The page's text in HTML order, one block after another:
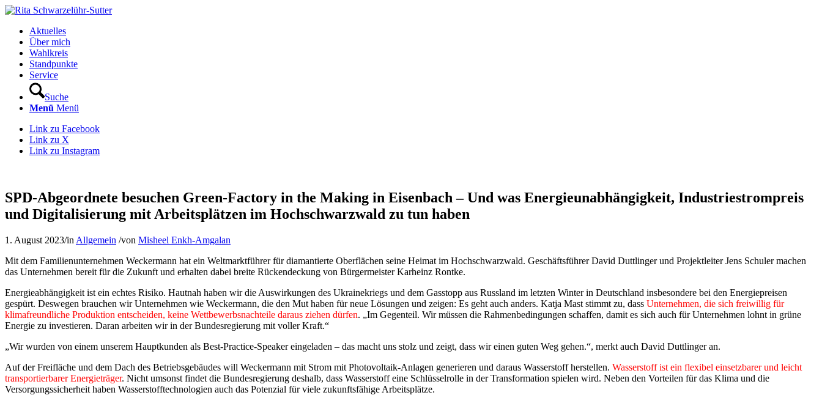
Aktuelles
Über mich
Wahlkreis
Standpunkte
Service
Suche
Menü Menü
Link zu Facebook
Link zu X
Link zu Instagram
SPD-Abgeordnete besuchen Green-Factory in the Making in Eisenbach – Und was Energieunabhängigkeit, Industriestrompreis
und Digitalisierung mit Arbeitsplätzen im Hochschwarzwald zu tun haben
1. August 2023/in Allgemein /von Misheel Enkh-Amgalan
Mit dem Familienunternehmen Weckermann hat ein Weltmarktführer für diamantierte Oberflächen seine Heimat im Hochschwarzwald. Geschäftsführer David Duttlinger und Projektleiter Jens Schuler machen
das Unternehmen bereit für die Zukunft und erhalten dabei breite Rückendeckung von Bürgermeister Karheinz Rontke.
Energieabhängigkeit ist ein echtes Risiko. Hautnah haben wir die Auswirkungen des Ukrainekriegs und dem Gasstopp aus Russland im letzten Winter in Deutschland insbesondere bei den Energiepreisen
gespürt. Deswegen brauchen wir Unternehmen wie Weckermann, die den Mut haben für neue Lösungen und zeigen: Es geht auch anders. Katja Mast stimmt zu, dass Unternehmen, die sich freiwillig für
klimafreundliche Produktion entscheiden, keine Wettbewerbsnachteile daraus ziehen dürfen. „Im Gegenteil. Wir müssen die Rahmenbedingungen schaffen, damit es sich auch für Unternehmen lohnt in grüne
Energie zu investieren. Daran arbeiten wir in der Bundesregierung mit voller Kraft.“
„Wir wurden von einem unserem Hauptkunden als Best-Practice-Speaker eingeladen – das macht uns stolz und zeigt, dass wir einen guten Weg gehen.“, merkt auch David Duttlinger an.
Auf der Freifläche und dem Dach des Betriebsgebäudes will Weckermann mit Strom mit Photovoltaik-Anlagen generieren und daraus Wasserstoff herstellen. Wasserstoff ist ein flexibel einsetzbarer und leicht
transportierbarer Energieträger. Nicht umsonst findet die Bundesregierung deshalb, dass Wasserstoff eine Schlüsselrolle in der Transformation spielen wird. Neben den Vorteilen für das Klima und die
Versorgungssicherheit haben Wasserstofftechnologien auch das Potenzial für viele zukunftsfähige Arbeitsplätze.